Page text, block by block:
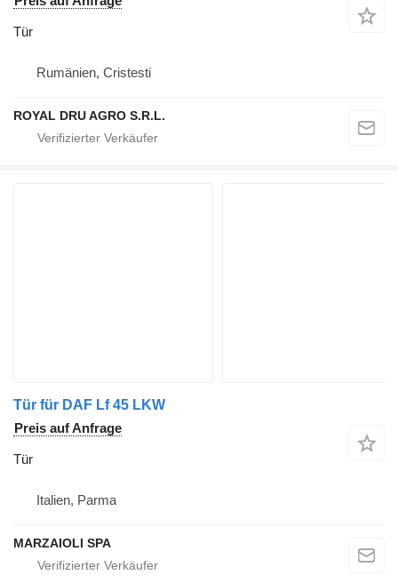
Tür
Rumänien, Cristesti
ROYAL DRU AGRO S.R.L.
Tür für DAF Lf 45 LKW
Preis auf Anfrage
Tür
Italien, Parma
MARZAIOLI SPA